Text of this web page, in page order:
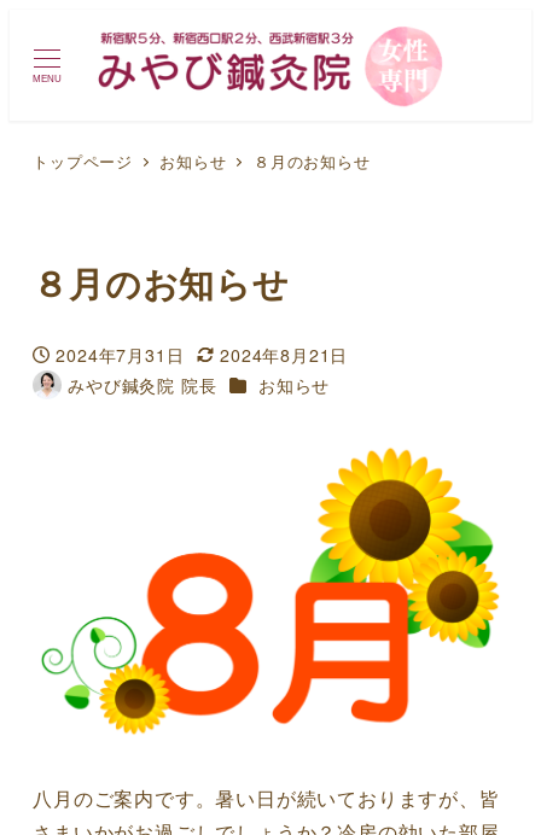
MENU
トップページ お知らせ ８月のお知らせ
８月のお知らせ
投稿日
2024年7月31日
更新日
2024年8月21日
著
みやび鍼灸院 院長 カテゴリー
お知らせ
八月のご案内です。暑い日が続いておりますが、皆